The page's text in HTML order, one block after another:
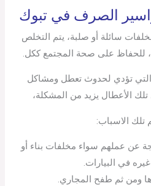
الصرف في تبوك
سائلة أو صلبة، يتم التخلص
للحفاظ على صحة المجتمع ككل.
التي تؤدي لحدوث تعطل ومشاكل
الأعطال يزيد من المشكلة،
تلك الاسباب:
عن عملهم سواء مخلفات بناء أو
في البيارات.
ومن ثم طفح المجاري.